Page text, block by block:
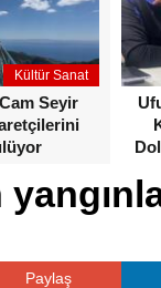
Kültür Sanat
Seyir
Paylaş